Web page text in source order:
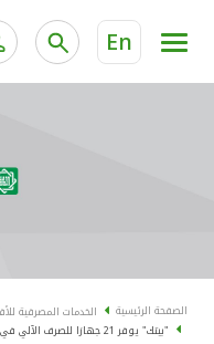
En
الخدمات المصرفية
البطاقات
الصفحة الرئيسية الخدمات المصرفية
"بيتك" يوفر 21 جهازا للصرف الآلي في مراكز خدمة المواطن بوزارة الداخلية